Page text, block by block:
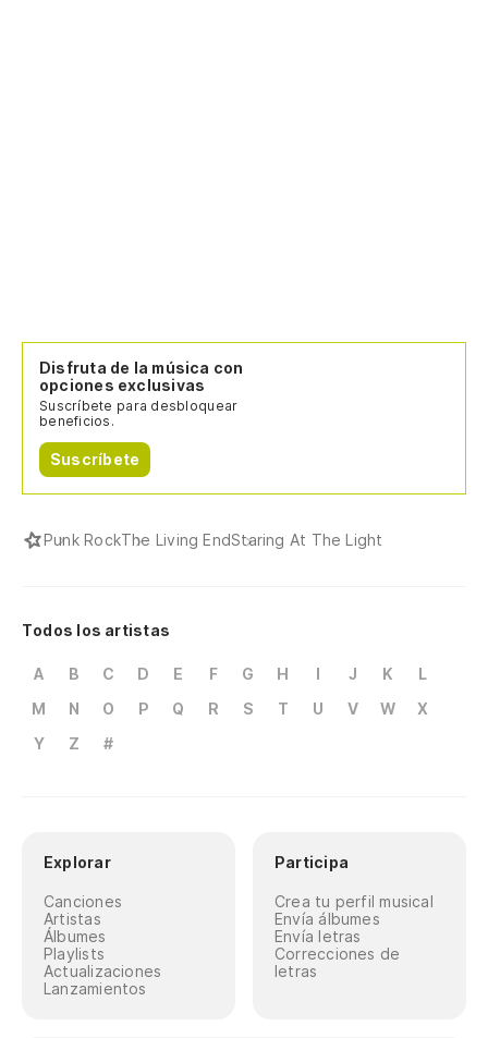
Disfruta de la música con
opciones exclusivas
Suscríbete para desbloquear
beneficios.
Suscríbete
Punk RockThe Living EndStaring At The Light
Todos los artistas
A B C D E F G H I J K
L
M
N O P Q R S T U V W
X
Y
Z #
Explorar
Canciones
Artistas
Álbumes
Playlists
Actualizaciones
Lanzamientos
Participa
Crea tu perfil musical
Envía álbumes
Envía letras
Correcciones de
letras